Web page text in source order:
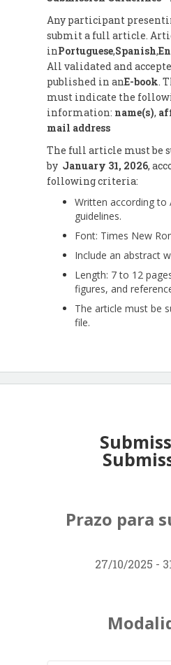
Any participant
submit a full article.
inPortuguese,Spanish,
All validated and
published in anE-book.
must indicate the
information: name(s),
mail address
The full article must be
by January 31, 2026,
following criteria:
Written according to
guidelines.
Font: Times New
Include an abstract
Length: 7 to 12
figures, and
The article must be
file.
Prazo para
27/10/2025 -